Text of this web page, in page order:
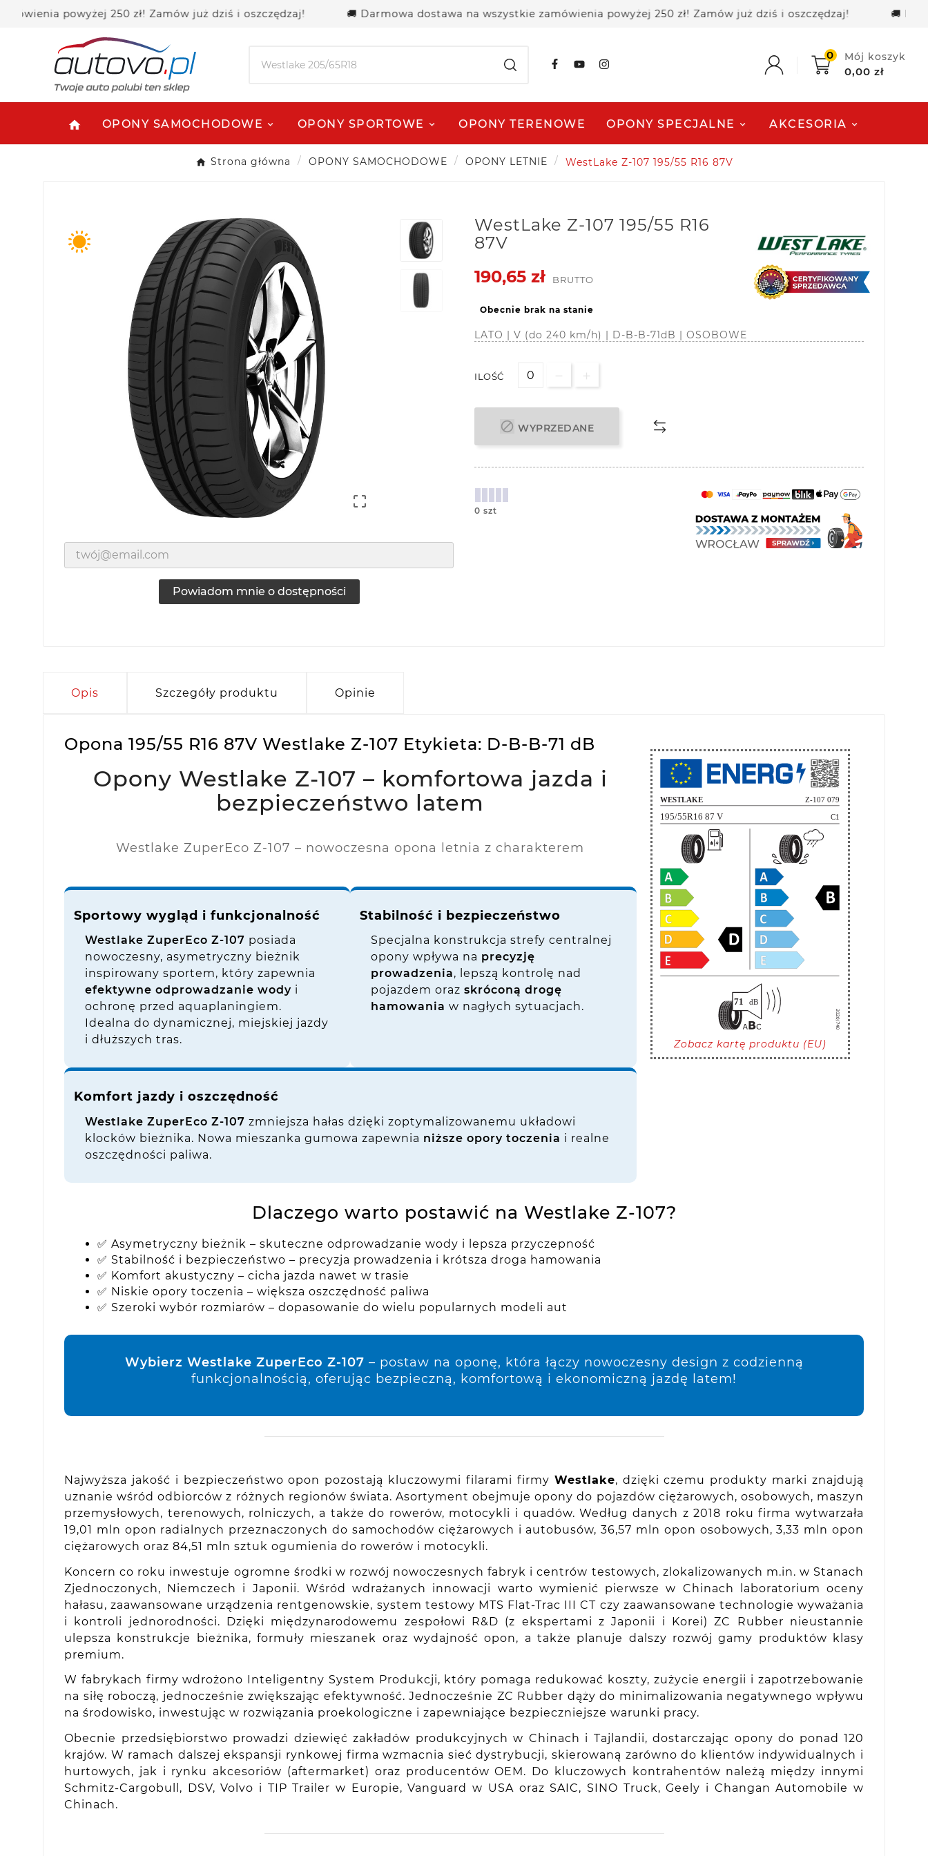
powyżej 250 zł! Zamów już dziś i oszczędzaj! 🚚 Darmowa dostawa na wszystkie zamówienia powyżej 250 zł! Zamów już dziś i oszczędzaj! 🚚
0 Mój koszyk
0,00 zł
home OPONY SAMOCHODOWE OPONY SPORTOWE OPONY TERENOWE OPONY SPECJALNE AKCESORIA
Strona główna OPONY SAMOCHODOWE OPONY LETNIE WestLake Z-107 195/55 R16 87V

Powiadom mnie o dostępności
WestLake Z-107 195/55 R16
87V
190,65 zł
BRUTTO
Obecnie brak na stanie
LATO | V (do 240 km/h) | D-B-B-71dB | OSOBOWE
ILOŚĆ
 WYPRZEDANE
0 szt
Opis Szczegóły produktu Opinie
Zobacz kartę produktu (EU)
Opona 195/55 R16 87V Westlake Z-107 Etykieta: D-B-B-71 dB
Opony Westlake Z-107 – komfortowa jazda i
bezpieczeństwo latem
Westlake ZuperEco Z-107 – nowoczesna opona letnia z charakterem
Sportowy wygląd i funkcjonalność
Westlake ZuperEco Z-107 posiada
nowoczesny, asymetryczny bieżnik
inspirowany sportem, który zapewnia
efektywne odprowadzanie wody i
ochronę przed aquaplaningiem.
Idealna do dynamicznej, miejskiej jazdy
i dłuższych tras.
Stabilność i bezpieczeństwo
Specjalna konstrukcja strefy centralnej
opony wpływa na precyzję
prowadzenia, lepszą kontrolę nad
pojazdem orazskróconą drogę
hamowania w nagłych sytuacjach.
Komfort jazdy i oszczędność
Westlake ZuperEco Z-107 zmniejsza hałas dzięki zoptymalizowanemu układowi
klocków bieżnika. Nowa mieszanka gumowa zapewnia niższe opory toczenia i realne
oszczędności paliwa.
Dlaczego warto postawić na Westlake Z-107?
✅ Asymetryczny bieżnik – skuteczne odprowadzanie wody i lepsza przyczepność
✅ Stabilność i bezpieczeństwo – precyzja prowadzenia i krótsza droga hamowania
✅ Komfort akustyczny – cicha jazda nawet w trasie
✅ Niskie opory toczenia – większa oszczędność paliwa
✅ Szeroki wybór rozmiarów – dopasowanie do wielu popularnych modeli aut
Wybierz Westlake ZuperEco Z-107 – postaw na oponę, która łączy nowoczesny design z codzienną
funkcjonalnością, oferując bezpieczną, komfortową i ekonomiczną jazdę latem!
Najwyższa jakość i bezpieczeństwo opon pozostają kluczowymi filarami firmy Westlake, dzięki czemu produkty marki znajdują
uznanie wśród odbiorców z różnych regionów świata. Asortyment obejmuje opony do pojazdów ciężarowych, osobowych, maszyn
przemysłowych, terenowych, rolniczych, a także do rowerów, motocykli i quadów. Według danych z 2018 roku firma wytwarzała
19,01 mln opon radialnych przeznaczonych do samochodów ciężarowych i autobusów, 36,57 mln opon osobowych, 3,33 mln opon
ciężarowych oraz 84,51 mln sztuk ogumienia do rowerów i motocykli.
Koncern co roku inwestuje ogromne środki w rozwój nowoczesnych fabryk i centrów testowych, zlokalizowanych m.in. w Stanach
Zjednoczonych, Niemczech i Japonii. Wśród wdrażanych innowacji warto wymienić pierwsze w Chinach laboratorium oceny
hałasu, zaawansowane urządzenia rentgenowskie, system testowy MTS Flat-Trac III CT czy zaawansowane technologie wyważania
i kontroli jednorodności. Dzięki międzynarodowemu zespołowi R&D (z ekspertami z Japonii i Korei) ZC Rubber nieustannie
ulepsza konstrukcje bieżnika, formuły mieszanek oraz wydajność opon, a także planuje dalszy rozwój gamy produktów klasy
premium.
W fabrykach firmy wdrożono Inteligentny System Produkcji, który pomaga redukować koszty, zużycie energii i zapotrzebowanie
na siłę roboczą, jednocześnie zwiększając efektywność. Jednocześnie ZC Rubber dąży do minimalizowania negatywnego wpływu
na środowisko, inwestując w rozwiązania proekologiczne i zapewniające bezpieczniejsze warunki pracy.
Obecnie przedsiębiorstwo prowadzi dziewięć zakładów produkcyjnych w Chinach i Tajlandii, dostarczając opony do ponad 120
krajów. W ramach dalszej ekspansji rynkowej firma wzmacnia sieć dystrybucji, skierowaną zarówno do klientów indywidualnych i
hurtowych, jak i rynku akcesoriów (aftermarket) oraz producentów OEM. Do kluczowych kontrahentów należą między innymi
Schmitz-Cargobull, DSV, Volvo i TIP Trailer w Europie, Vanguard w USA oraz SAIC, SINO Truck, Geely i Changan Automobile w
Chinach.